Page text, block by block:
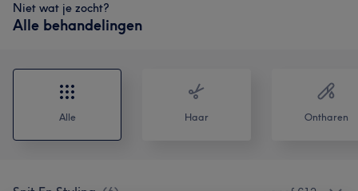
Niet wat je zocht?
Alle behandelingen
Alle Haar Ontharen